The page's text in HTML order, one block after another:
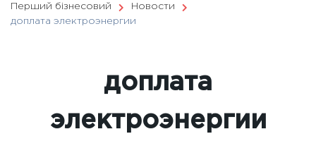
Перший бізнесовий
Новости
доплата электроэнергии
доплата
электроэнергии